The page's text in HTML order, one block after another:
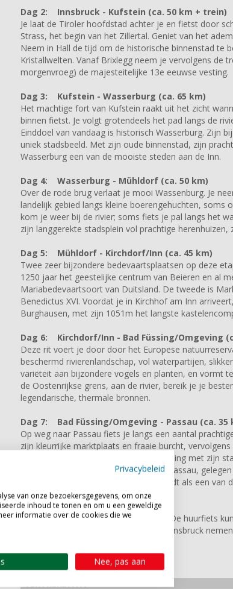
Dag 2: Innsbruck - Kufstein (ca. 50 km + trein)
Je laat de Tiroler hoofdstad achter je en fietst door
Strass, het begin van het Zillertal. Geniet van het
Neem in Hall de tijd om de historische binnenstad te
Kristallwelten. Vanaf Brixlegg neem je vervolgens de
morgenvroeg) de majesteitelijke 13e eeuwse vesting.
Dag 3: Kufstein - Wasserburg (ca. 65 km)
Het machtige fort van Kufstein raakt uit het zicht
binnen fietst. Je volgt grotendeels het pad langs de
Einddoel van vandaag is historisch Wasserburg. Zijn
uniek stadsbeeld. Met zijn oude binnenstad, zijn
Wasserburg een van de mooiste steden aan de Inn.
Dag 4: Wasserburg - Mühldorf (ca. 50 km)
Over de rode brug verlaat je mooi Wassenburg. Je
landelijk gebied langs kleine boerengehuchten, soms
kom je weer bij de rivier; soms fiets je pal langs het
zijn langgerekte stadsplein vol prachtige herenhuizen,
Dag 5: Mühldorf - Kirchdorf/Inn (ca. 45 km)
Twee zeer bijzondere bedevaartsplaatsen op deze
1250 jaar het geestelijke centrum van Beieren en al
Mariabedevaartsoort van Duitsland. De tweede is
Benedictus XVI. Voordat je in Kirchhof am Inn
Burghausen, met zijn 1051m het langste
Dag 6: Kirchdorf/Inn - Bad Füssing/Omgeving
Deze rit voert je door door het Europese
beschermd rivierenlandschap, vol waterpartijen,
variëteit aan bijzondere vogels en planten, en vormt
de Oostenrijkse grens, aan de rivier, bereik je je
legendarische, thermale bronnen.
Dag 7: Bad Füssing/Omgeving - Passau (ca. 35
Op weg naar Passau fiets je langs een aantal
zijn kleurrijke marktplaats en fraaie burcht,
Augustiner klooster en tenslotte Schärding met zijn
eindbestemming, de 'drierivierenstad' Passau,
en Ilz, is zeer de moeite waard. Het geldt als een
Dag 8:Vertrek vanuit Passau
Na het ontbijt eindigt je arrangement. De huurfiets
Vervolgens kun je de trein terug naar Innsbruck
Privacybeleid
van onze bezoekersgegevens, om onze
inhoud te tonen en om u een geweldige
informatie over de cookies die we
Nee, pas aan